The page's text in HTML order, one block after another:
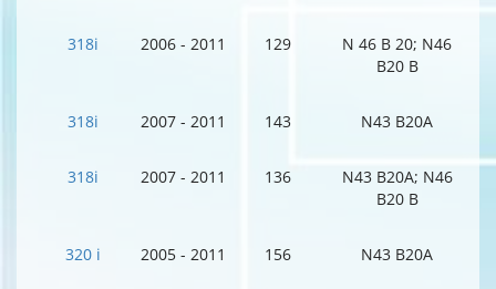
318i 2006 - 2011 129
N 46 B 20; N46
B20 B
318i 2007 - 2011 143 N43 B20A
318i 2007 - 2011 136
N43 B20A; N46
B20 B
320 i 2005 - 2011 156 N43 B20A